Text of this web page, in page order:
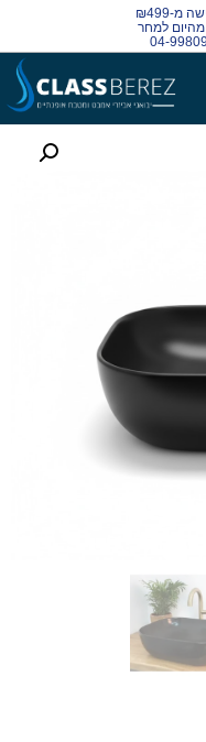
₪499
למחר